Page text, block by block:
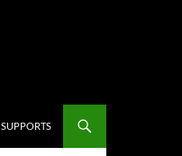
SUPPORTS